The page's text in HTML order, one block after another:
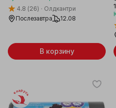
4.8 (26)
Олдкантри
Послезавтра
12.08
В корзину
Беларусь